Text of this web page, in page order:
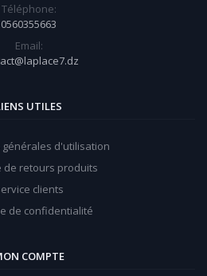
Téléphone:
0560355663
Email:
UTILES
générales d'utilisation
de retours produits
clients
de confidentialité
COMPTE